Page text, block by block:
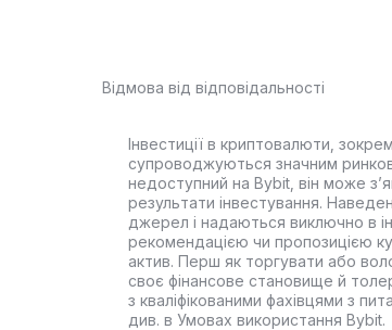
Відмова від відповідальності
Інвестиції в криптовалюти,
супроводжуються значним
недоступний на Bybit, він може
результати інвестування.
джерел і надаються виключно в
рекомендацією чи пропозицією
актив. Перш як торгувати або
своє фінансове становище й
з кваліфікованими фахівцями з
див. в Умовах використання Bybit.